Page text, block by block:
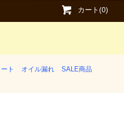
カート(0)
ト オイル漏れ SALE商品